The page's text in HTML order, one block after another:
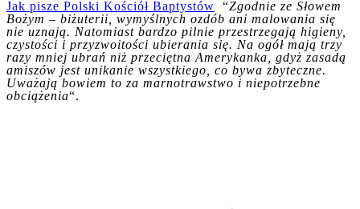
Jak pisze Polski Kościół Baptystów “Zgodnie ze Słowem
Bożym – biżuterii, wymyślnych ozdób ani malowania się
nie uznają. Natomiast bardzo pilnie przestrzegają higieny,
czystości i przyzwoi­tości ubierania się. Na ogół mają trzy
razy mniej ubrań niż przeciętna Amerykanka, gdyż zasadą
amiszów jest unikanie wszystkiego, co bywa zbyteczne.
Uważają bowiem to za marnotrawstwo i niepotrzebne
obciążenia“.